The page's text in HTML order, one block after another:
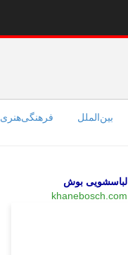
بین‌الملل فرهنگی‌هنری
لباسشویی بوش
khanebosch.com